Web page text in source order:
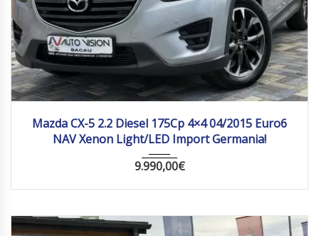
Mazda CX-5 2.2 Diesel 175Cp 4×4 04/2015 Euro6
NAV Xenon Light/LED Import Germania!
9.990,00€